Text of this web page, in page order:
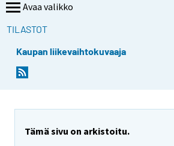
Avaa valikko
TILASTOT
Kaupan liikevaihtokuvaaja
Tämä sivu on arkistoitu.